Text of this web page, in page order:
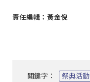
責任編輯：黃金倪
關鍵字： 祭典活動